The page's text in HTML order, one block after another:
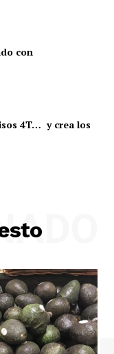
con
4T… y crea los